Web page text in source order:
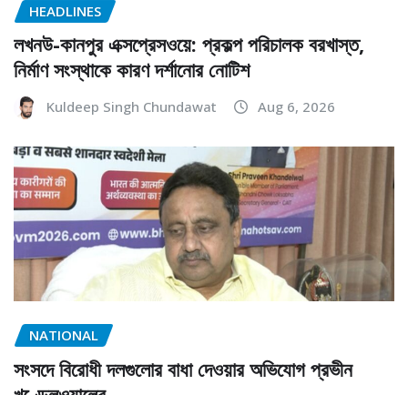
HEADLINES
লখনউ-কানপুর এক্সপ্রেসওয়ে: প্রকল্প পরিচালক বরখাস্ত,
নির্মাণ সংস্থাকে কারণ দর্শানোর নোটিশ
Kuldeep Singh Chundawat Aug 6, 2026
NATIONAL
সংসদে বিরোধী দলগুলোর বাধা দেওয়ার অভিযোগ প্রভীন